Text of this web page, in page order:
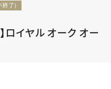
終了)
ロイヤル オーク オー